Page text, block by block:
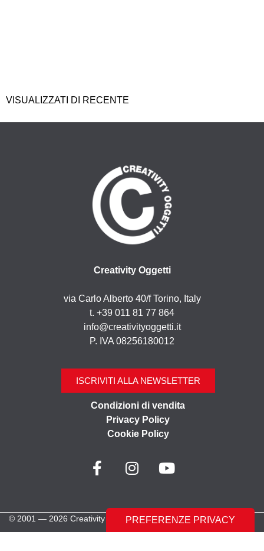
VISUALIZZATI DI RECENTE
Creativity Oggetti
via Carlo Alberto 40/f Torino, Italy
t. +39 011 81 77 864
info@creativityoggetti.it
P. IVA 08256180012
ISCRIVITI ALLA NEWSLETTER
Condizioni di vendita
Privacy Policy
Cookie Policy
© 2001 — 2026 Creativity Oggetti | Tutti i diritti riservati